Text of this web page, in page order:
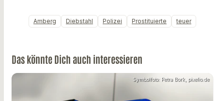
Amberg Diebstahl Polizei Prostituierte teuer
Das könnte Dich auch interessieren
Symbolfoto: Petra Bork, pixelio.de